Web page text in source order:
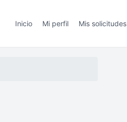
Inicio Mi perfil Mis solicitudes